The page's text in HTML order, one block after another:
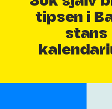
tipsen i
stans